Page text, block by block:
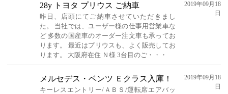
28y トヨタ プリウス ご納車
昨日、店頭にてご納車させていただきまし
た。 当社では、ユーザー様の仕事用営業車な
ど 多数の国産車のオーダー注文車も承ってお
ります。 最近はプリウスも、よく販売してお
ります。 大阪府在住 Ｎ様 3台目のご・・・
2019年09月18
日
メルセデス・ベンツ Ｅクラス入庫！
キーレスエントリー/ＡＢＳ/運転席エアバッ
2019年09月18
日